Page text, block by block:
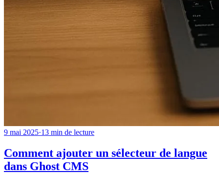
9 mai 2025·13 min de lecture
Comment ajouter un sélecteur de langue
dans Ghost CMS